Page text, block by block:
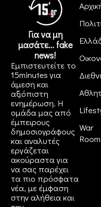
Για να μη
μασάτε... fake
news!
Εμπιστευτείτε το
15minutes για
άμεση και
αξιόπιστη
ενημέρωση. Η
ομάδα μας από
έμπειρους
δημοσιογράφους
και αναλυτές
εργάζεται
ακούραστα για
να σας παρέχει
τα πιο πρόσφατα
νέα, με έμφαση
στην αλήθεια και
War
Room